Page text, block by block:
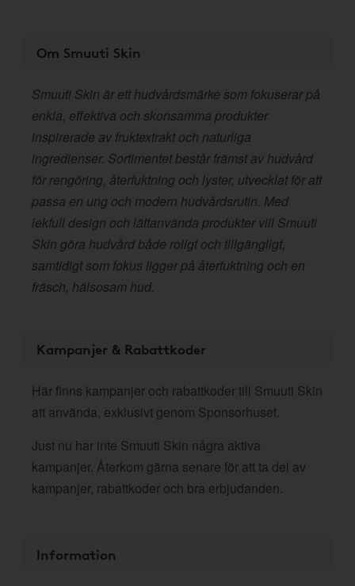
Om Smuuti Skin
Smuuti Skin är ett hudvårdsmärke som fokuserar på
enkla, effektiva och skonsamma produkter
inspirerade av fruktextrakt och naturliga
ingredienser. Sortimentet består främst av hudvård
för rengöring, återfuktning och lyster, utvecklat för att
passa en ung och modern hudvårdsrutin. Med
lekfull design och lättanvända produkter vill Smuuti
Skin göra hudvård både roligt och tillgängligt,
samtidigt som fokus ligger på återfuktning och en
fräsch, hälsosam hud.
Kampanjer & Rabattkoder
Här finns kampanjer och rabattkoder till Smuuti Skin
att använda, exklusivt genom Sponsorhuset.
Just nu har inte Smuuti Skin några aktiva
kampanjer. Återkom gärna senare för att ta del av
kampanjer, rabattkoder och bra erbjudanden.
Information